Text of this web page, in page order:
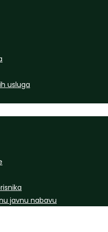
usluga
javnu nabavu